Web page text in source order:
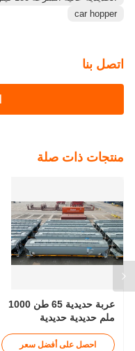
car hopper
اتصل بنا
منتجات ذات صلة
عربة حديدية 65 طن 1000
ملم حديدية حديدية
احصل على أفضل سعر